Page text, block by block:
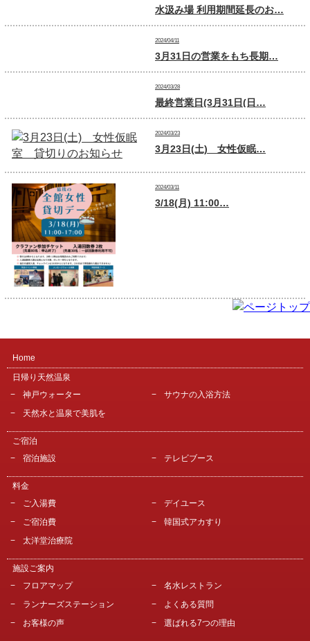
水汲み場 利用期間延長のお…
2024/04/11
3月31日の営業をもち長期…
2024/03/28
最終営業日(3月31日(日…
2024/03/23
3月23日(土) 女性仮眠…
2024/03/11
3/18(月) 11:00…
Home
日帰り天然温泉
神戸ウォーター
サウナの入浴方法
天然水と温泉で美肌を
ご宿泊
宿泊施設
テレビブース
料金
ご入湯費
デイユース
ご宿泊費
韓国式アカすり
太洋堂治療院
施設ご案内
フロアマップ
名水レストラン
ランナーズステーション
よくある質問
お客様の声
選ばれる7つの理由